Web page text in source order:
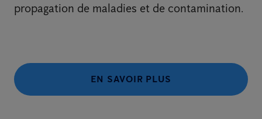
propagation de maladies et de contamination.
EN SAVOIR PLUS